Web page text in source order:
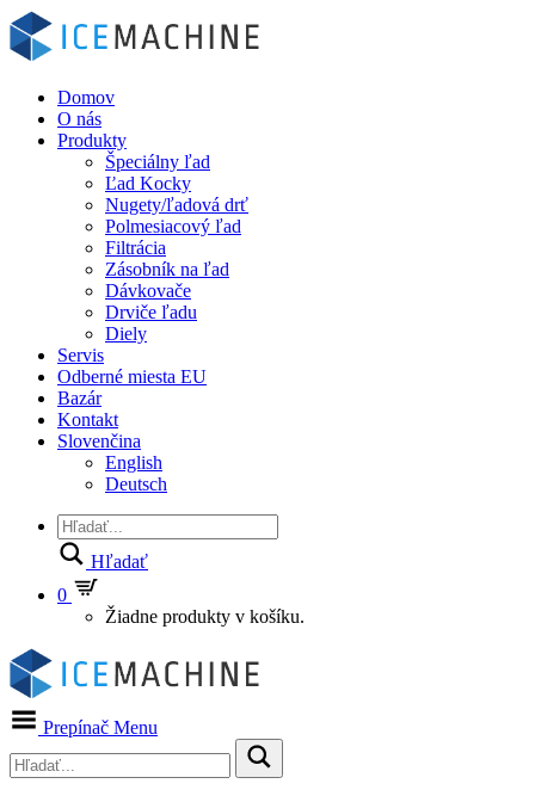
Domov
O nás
Produkty
Špeciálny ľad
Ľad Kocky
Nugety/ľadová drť
Polmesiacový ľad
Filtrácia
Zásobník na ľad
Dávkovače
Drviče ľadu
Diely
Servis
Odberné miesta EU
Bazár
Kontakt
Slovenčina
English
Deutsch
Hľadať
0
Žiadne produkty v košíku.
Prepínač Menu